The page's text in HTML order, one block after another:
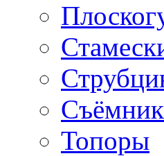
Топоры